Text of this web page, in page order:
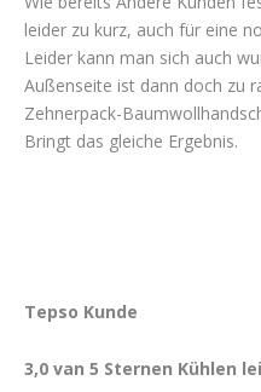
leider zu kurz, auch für eine
Leider kann man sich auch
Außenseite ist dann doch zu
Zehnerpack-
Bringt das gleiche Ergebnis.
Tepso Kunde
3,0 van 5 Sternen Kühlen